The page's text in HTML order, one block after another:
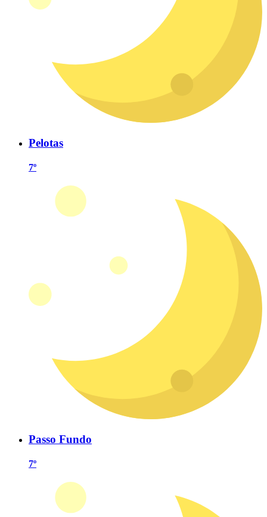
Pelotas
7º
Passo Fundo
7º